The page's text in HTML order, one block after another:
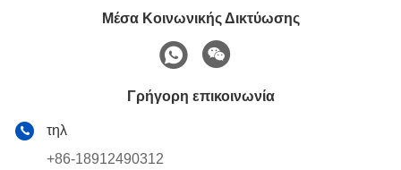
Μέσα Κοινωνικής Δικτύωσης
Γρήγορη επικοινωνία
τηλ
+86-18912490312